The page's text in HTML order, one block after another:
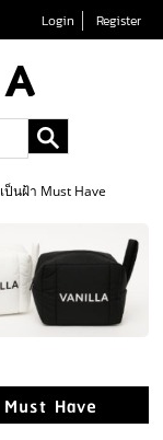
Login Register
นฝ้า Must Have
Have